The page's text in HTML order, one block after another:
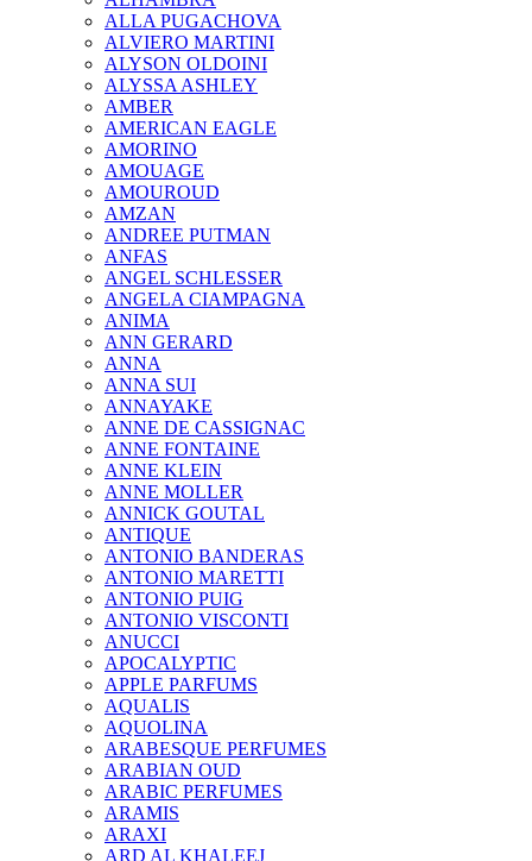
ALLA PUGACHOVA
ALVIERO MARTINI
ALYSON OLDOINI
ALYSSA ASHLEY
AMBER
AMERICAN EAGLE
AMORINO
AMOUAGE
AMOUROUD
AMZAN
ANDREE PUTMAN
ANFAS
ANGEL SCHLESSER
ANGELA CIAMPAGNA
ANIMA
ANN GERARD
ANNA
ANNA SUI
ANNAYAKE
ANNE DE CASSIGNAC
ANNE FONTAINE
ANNE KLEIN
ANNE MOLLER
ANNICK GOUTAL
ANTIQUE
ANTONIO BANDERAS
ANTONIO MARETTI
ANTONIO PUIG
ANTONIO VISCONTI
ANUCCI
APOCALYPTIC
APPLE PARFUMS
AQUALIS
AQUOLINA
ARABESQUE PERFUMES
ARABIAN OUD
ARABIC PERFUMES
ARAMIS
ARAXI
ARD AL KHALEEJ